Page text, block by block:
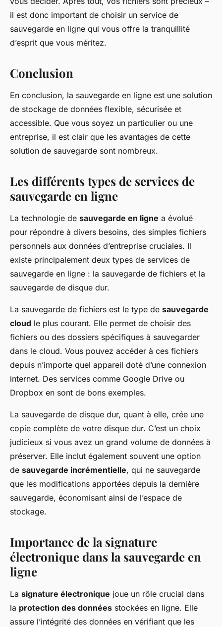
il est donc important de choisir un service de
sauvegarde en ligne qui vous offre la tranquillité
d’esprit que vous méritez.
Conclusion
En conclusion, la sauvegarde en ligne est une solution
de stockage de données flexible, sécurisée et
accessible. Que vous soyez un particulier ou une
entreprise, il est clair que les avantages de cette
solution de sauvegarde sont nombreux.
Les différents types de services de
sauvegarde en ligne
La technologie de sauvegarde en ligne a évolué
pour répondre à divers besoins, des simples fichiers
personnels aux données d’entreprise cruciales. Il
existe principalement deux types de services de
sauvegarde en ligne : la sauvegarde de fichiers et la
sauvegarde de disque dur.
La sauvegarde de fichiers est le type de sauvegarde
cloud le plus courant. Elle permet de choisir des
fichiers ou des dossiers spécifiques à sauvegarder
dans le cloud. Vous pouvez accéder à ces fichiers
depuis n’importe quel appareil doté d’une connexion
internet. Des services comme Google Drive ou
Dropbox en sont de bons exemples.
La sauvegarde de disque dur, quant à elle, crée une
copie complète de votre disque dur. C’est un choix
judicieux si vous avez un grand volume de données à
préserver. Elle inclut également souvent une option
de sauvegarde incrémentielle, qui ne sauvegarde
que les modifications apportées depuis la dernière
sauvegarde, économisant ainsi de l’espace de
stockage.
Importance de la signature
électronique dans la sauvegarde en
ligne
La signature électronique joue un rôle crucial dans
la protection des données stockées en ligne. Elle
assure l’intégrité des données en vérifiant que les